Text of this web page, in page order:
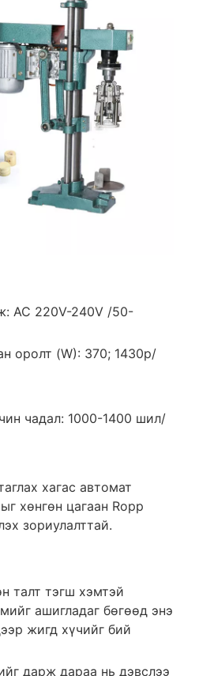
АС 220V-240V /50-
оролт (W): 370; 1430р/
чадал: 1000-1400 шил/
хагас автомат
хөнгөн цагаан Ropp
зориулалттай.
талт тэгш хэмтэй
ашигладаг бөгөөд энэ
жигд хүчийг бий
дарж дараа нь дэвслээ